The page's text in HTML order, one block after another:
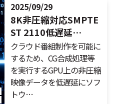
2025/09/29
8K非圧縮対応SMPTE
ST 2110低遅延…
クラウド番組制作を可能に
するため、CG合成処理等
を実行するGPU上の非圧縮
映像データを低遅延にソフ
トウ…